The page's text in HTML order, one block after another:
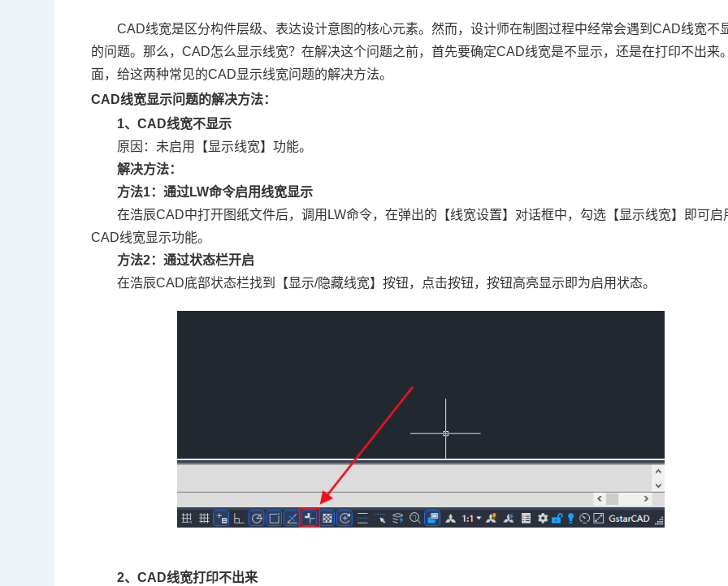
CAD线宽是区分构件层级、表达设计意图的核心元素。然而，设计师在制图过程中经常会遇到CAD线宽不
的问题。那么，CAD怎么显示线宽？在解决这个问题之前，首先要确定CAD线宽是不显示，还是在打印不出来
面，给这两种常见的CAD显示线宽问题的解决方法。
CAD线宽显示问题的解决方法：
1、CAD线宽不显示
原因：未启用【显示线宽】功能。
解决方法：
方法1：通过LW命令启用线宽显示
在浩辰CAD中打开图纸文件后，调用LW命令，在弹出的【线宽设置】对话框中，勾选【显示线宽】即可启
CAD线宽显示功能。
方法2：通过状态栏开启
在浩辰CAD底部状态栏找到【显示/隐藏线宽】按钮，点击按钮，按钮高亮显示即为启用状态。
2、CAD线宽打印不出来